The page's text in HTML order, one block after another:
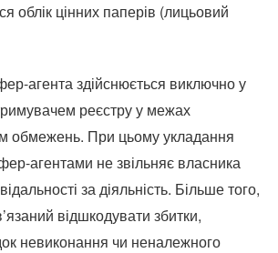
облік цінних паперів (лицьовий
агента здійснюється виключно у
реєстру у межах
обмежень. При цьому укладання
агентами не звільняє власника
за діяльність. Більше того,
відшкодувати збитки,
невиконання чи неналежного